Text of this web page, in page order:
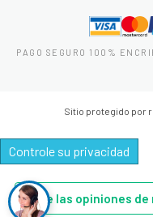
PAGO SEGURO 100%
Sitio protegido por
Controle su privacidad
Lee las opiniones